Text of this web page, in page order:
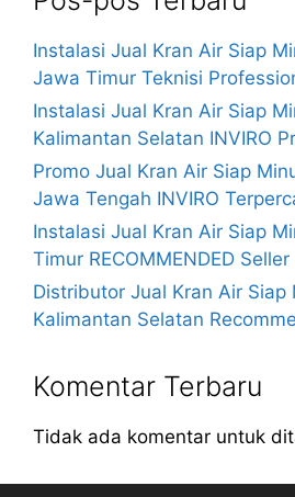
Instalasi Jual Kran Air Siap
Jawa Timur Teknisi
Instalasi Jual Kran Air Siap
Kalimantan Selatan INVIRO
Promo Jual Kran Air Siap
Jawa Tengah INVIRO
Instalasi Jual Kran Air Siap
Timur RECOMMENDED Seller
Distributor Jual Kran Air Siap
Kalimantan Selatan
Komentar Terbaru
Tidak ada komentar untuk